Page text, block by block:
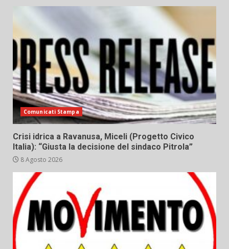
Comunicati Stampa
Crisi idrica a Ravanusa, Miceli (Progetto Civico
Italia): “Giusta la decisione del sindaco Pitrola”
8 Agosto 2026